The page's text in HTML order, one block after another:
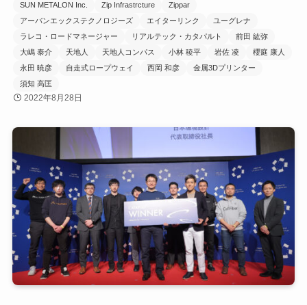
SUN METALON Inc.
Zip Infrastrcture
Zippar
アーバンエックステクノロジーズ
エイターリンク
ユーグレナ
ラレコ・ロードマネージャー
リアルテック・カタパルト
前田 紘弥
大嶋 泰介
天地人 天地人コンパス 小林 稜平 岩佐 凌
櫻庭 康人
永田 暁彦
自走式ロープウェイ 西岡 和彦
金属3Dプリンター
須知 高匡
2022年8月28日